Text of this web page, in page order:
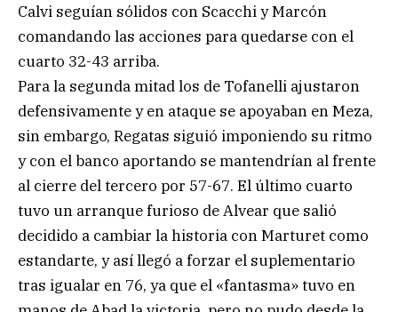
Calvi seguían sólidos con Scacchi y Marcón
comandando las acciones para quedarse con el
cuarto 32-43 arriba.
Para la segunda mitad los de Tofanelli ajustaron
defensivamente y en ataque se apoyaban en Meza,
sin embargo, Regatas siguió imponiendo su ritmo
y con el banco aportando se mantendrían al frente
al cierre del tercero por 57-67. El último cuarto
tuvo un arranque furioso de Alvear que salió
decidido a cambiar la historia con Marturet como
estandarte, y así llegó a forzar el suplementario
tras igualar en 76, ya que el «fantasma» tuvo en